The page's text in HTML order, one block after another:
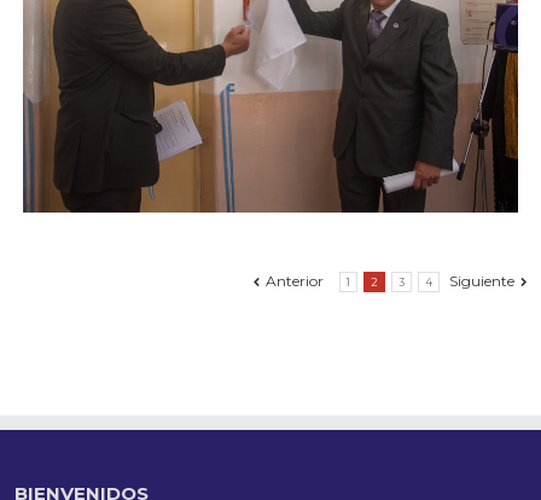
Anterior 1 2 3 4 Siguiente
BIENVENIDOS